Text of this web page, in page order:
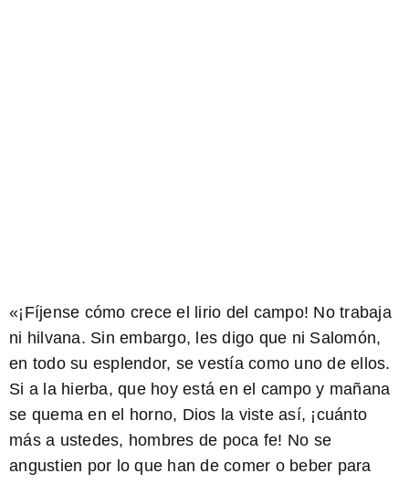
«¡Fíjense cómo crece el lirio del campo! No trabaja
ni hilvana. Sin embargo, les digo que ni Salomón,
en todo su esplendor, se vestía como uno de ellos.
Si a la hierba, que hoy está en el campo y mañana
se quema en el horno, Dios la viste así, ¡cuánto
más a ustedes, hombres de poca fe! No se
angustien por lo que han de comer o beber para